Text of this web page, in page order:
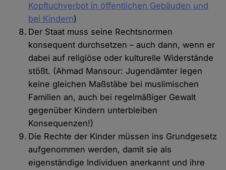
Kopftuchverbot in öffentlichen Gebäuden und
bei Kindern)
Der Staat muss seine Rechtsnormen
konsequent durchsetzen – auch dann, wenn er
dabei auf religiöse oder kulturelle Widerstände
stößt. (Ahmad Mansour: Jugendämter legen
keine gleichen Maßstäbe bei muslimischen
Familien an, auch bei regelmäßiger Gewalt
gegenüber Kindern unterbleiben
Konsequenzen!)
Die Rechte der Kinder müssen ins Grundgesetz
aufgenommen werden, damit sie als
eigenständige Individuen anerkannt und ihre